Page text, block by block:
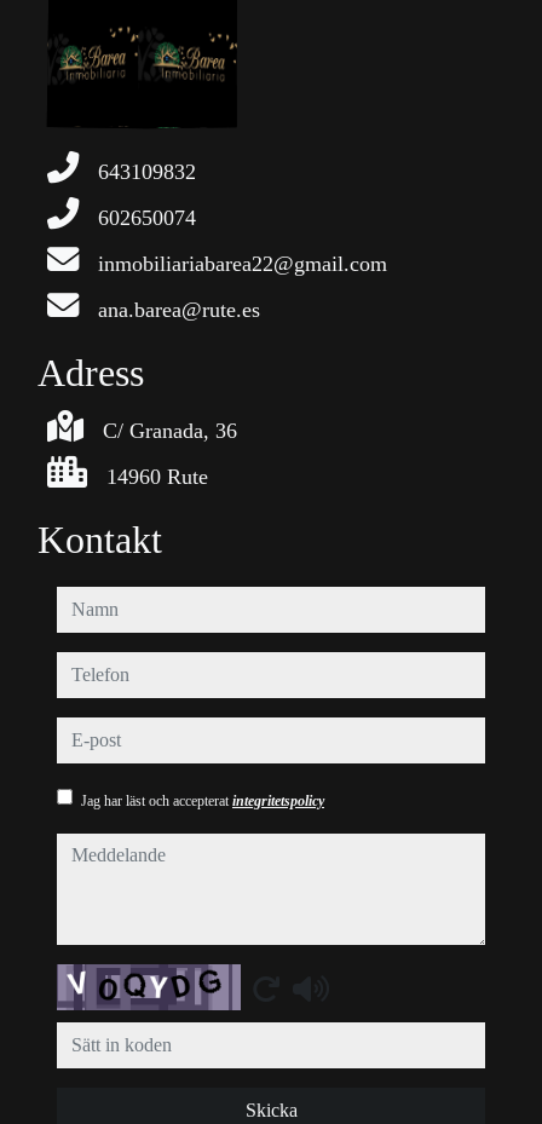
643109832
602650074
inmobiliariabarea22@gmail.com
ana.barea@rute.es
Adress
C/ Granada, 36
14960 Rute
Kontakt
namn
telefon
e-post
Jag har läst och accepteratintegritetspolicy
meddelande
Captcha
Skicka